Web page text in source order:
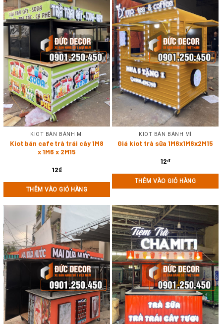
KIOT BÁN BÁNH MÌ
Kiot bán cafe trà trái cây 1M8
x 1M6 x 2M15
12₫
THÊM VÀO GIỎ HÀNG
KIOT BÁN BÁNH MÌ
Giá kiot trà sữa 1M6x1M6x2M15
12₫
THÊM VÀO GIỎ HÀNG